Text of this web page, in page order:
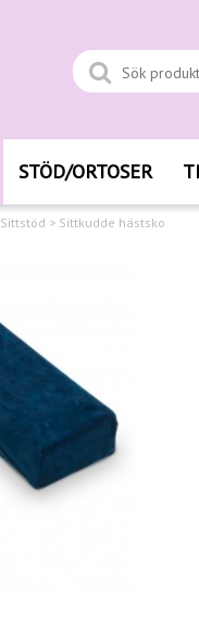
STÖD/ORTOSER
Sittstöd > Sittkudde hästsko